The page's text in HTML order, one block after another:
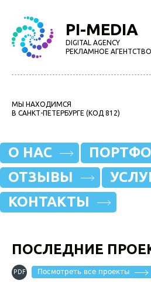
PI-MEDIA
DIGITAL AGENCY
РЕКЛАМНОЕ АГЕНТСТВО
МЫ НАХОДИМСЯ
В САНКТ-ПЕТЕРБУРГЕ (КОД 812)
О НАС
ОТЗЫВЫ
КОНТАКТЫ
ПОСЛЕДНИЕ
Посмотреть все проекты
PDF